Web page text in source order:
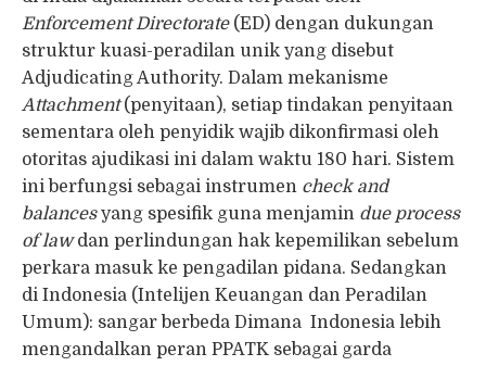
Enforcement Directorate(ED) dengan dukungan
struktur kuasi-peradilan unik yang disebut
Adjudicating Authority. Dalam mekanisme
Attachment(penyitaan), setiap tindakan penyitaan
sementara oleh penyidik wajib dikonfirmasi oleh
otoritas ajudikasi ini dalam waktu 180 hari. Sistem
ini berfungsi sebagai instrumen check and
balancesyang spesifik guna menjamin due process
of lawdan perlindungan hak kepemilikan sebelum
perkara masuk ke pengadilan pidana. Sedangkan
di Indonesia (Intelijen Keuangan dan Peradilan
Umum): sangar berbeda Dimana Indonesia lebih
mengandalkan peran PPATK sebagai garda